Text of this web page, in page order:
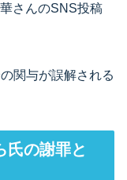
さんのSNS投稿
関与が誤解される
氏の謝罪と